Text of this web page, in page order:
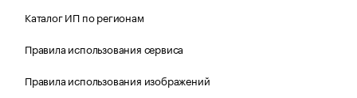
Каталог ИП по регионам
Правила использования сервиса
Правила использования изображений